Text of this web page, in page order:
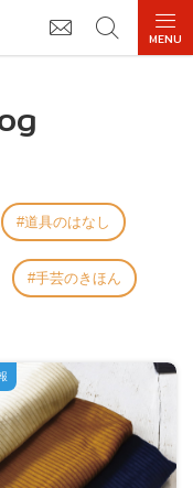
道具のはなし
手芸のきほん